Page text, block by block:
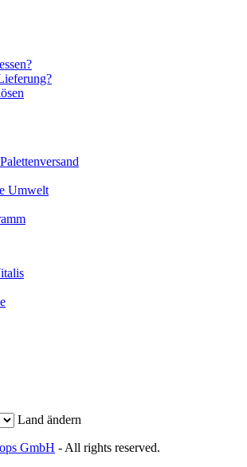
Umwelt
Land ändern
GmbH - All rights reserved.